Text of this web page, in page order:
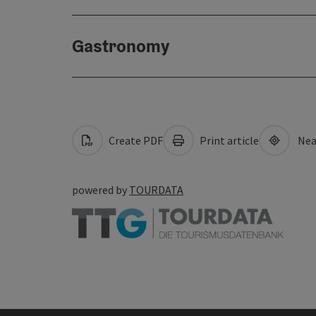
Gastronomy
Create PDF Print article
powered by TOURDATA